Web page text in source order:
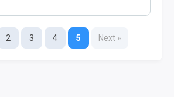
2 3 4 5 Next »